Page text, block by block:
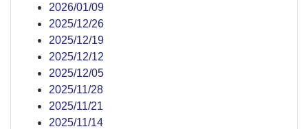
2026/01/09
2025/12/26
2025/12/19
2025/12/12
2025/12/05
2025/11/28
2025/11/21
2025/11/14